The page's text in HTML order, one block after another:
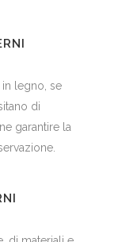
legno, se
di
garantire la